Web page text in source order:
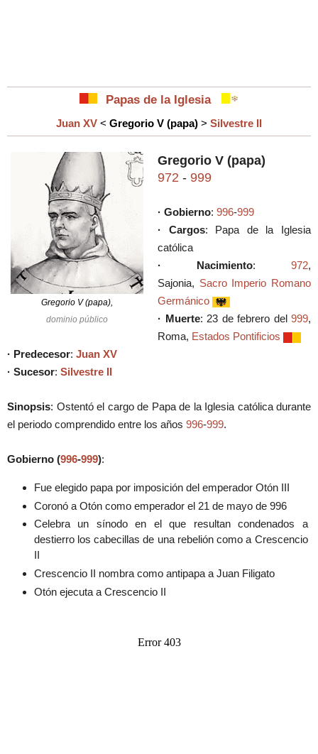
Papas de la Iglesia
Juan XV < Gregorio V (papa) > Silvestre II
Gregorio V (papa),
dominio público
Gregorio V (papa)
972 - 999
· Gobierno: 996-999
· Cargos: Papa de la Iglesia
católica
· Nacimiento: 972,
Sajonia, Sacro Imperio Romano
Germánico
· Muerte: 23 de febrero del 999,
Roma, Estados Pontificios
· Predecesor: Juan XV
· Sucesor: Silvestre II
Sinopsis: Ostentó el cargo de Papa de la Iglesia católica durante
el periodo comprendido entre los años 996-999.
Gobierno (996-999):
Fue elegido papa por imposición del emperador Otón III
Coronó a Otón como emperador el 21 de mayo de 996
Celebra un sínodo en el que resultan condenados a
destierro los cabecillas de una rebelión como a Crescencio
II
Crescencio II nombra como antipapa a Juan Filigato
Otón ejecuta a Crescencio II